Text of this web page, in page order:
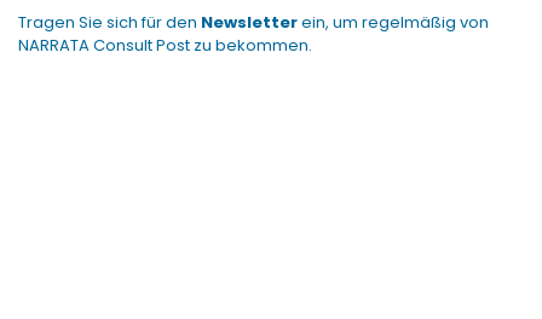
Tragen Sie sich für den Newsletterein, um regelmäßig von
NARRATA Consult Post zu bekommen.